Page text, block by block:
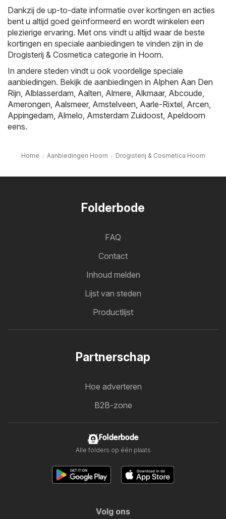
Dankzij de up-to-date informatie over kortingen en acties
bent u altijd goed geïnformeerd en wordt winkelen een
plezierige ervaring. Met ons vindt u altijd waar de beste
kortingen en speciale aanbiedingen te vinden zijn in de
Drogisterij & Cosmetica categorie in Hoorn.
In andere steden vindt u ook voordelige speciale
aanbiedingen. Bekijk de aanbiedingen in Alphen Aan Den
Rijn, Alblasserdam, Aalten, Almere, Alkmaar, Abcoude,
Amerongen, Aalsmeer, Amstelveen, Aarle-Rixtel, Arcen,
Appingedam, Almelo, Amsterdam Zuidoost, Apeldoorn
eens.
Home Aanbiedingen Hoorn Drogisterij & Cosmetica Hoorn
Folderbode
FAQ
Contact
Inhoud melden
Lijst van steden
Productlijst
Partnerschap
Hoe adverteren
B2B-zone
Folderbode
Alle folders op één plaats
Volg ons